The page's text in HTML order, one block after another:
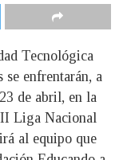
Tecnológica
enfrentarán, a
de abril, en la
Liga Nacional
al equipo que